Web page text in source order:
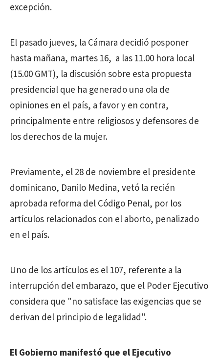
excepción.
El pasado jueves, la Cámara decidió posponer
hasta mañana, martes 16, a las 11.00 hora local
(15.00 GMT), la discusión sobre esta propuesta
presidencial que ha generado una ola de
opiniones en el país, a favor y en contra,
principalmente entre religiosos y defensores de
los derechos de la mujer.
Previamente, el 28 de noviembre el presidente
dominicano, Danilo Medina, vetó la recién
aprobada reforma del Código Penal, por los
artículos relacionados con el aborto, penalizado
en el país.
Uno de los artículos es el 107, referente a la
interrupción del embarazo, que el Poder Ejecutivo
considera que "no satisface las exigencias que se
derivan del principio de legalidad".
El Gobierno manifestó que el Ejecutivo